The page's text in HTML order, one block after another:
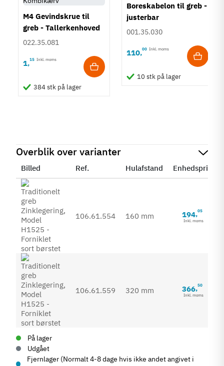
M4 Gevindskrue til
greb - Tallerkenhoved
- Krydskærv
022.35.081
1,15 Inkl. moms
384 stk på lager
Boreskabelon til greb -
justerbar
001.35.030
110,00 Inkl. moms
10 stk på lager
Overblik over varianter
Billed Ref. Hulafstand Enhedspris
106.61.554 160 mm 194,05
Inkl. moms
106.61.559 320 mm 366,50
Inkl. moms
På lager
Udgået
Fjernlager (Normalt 4-8 dage hvis ikke andet angivet i